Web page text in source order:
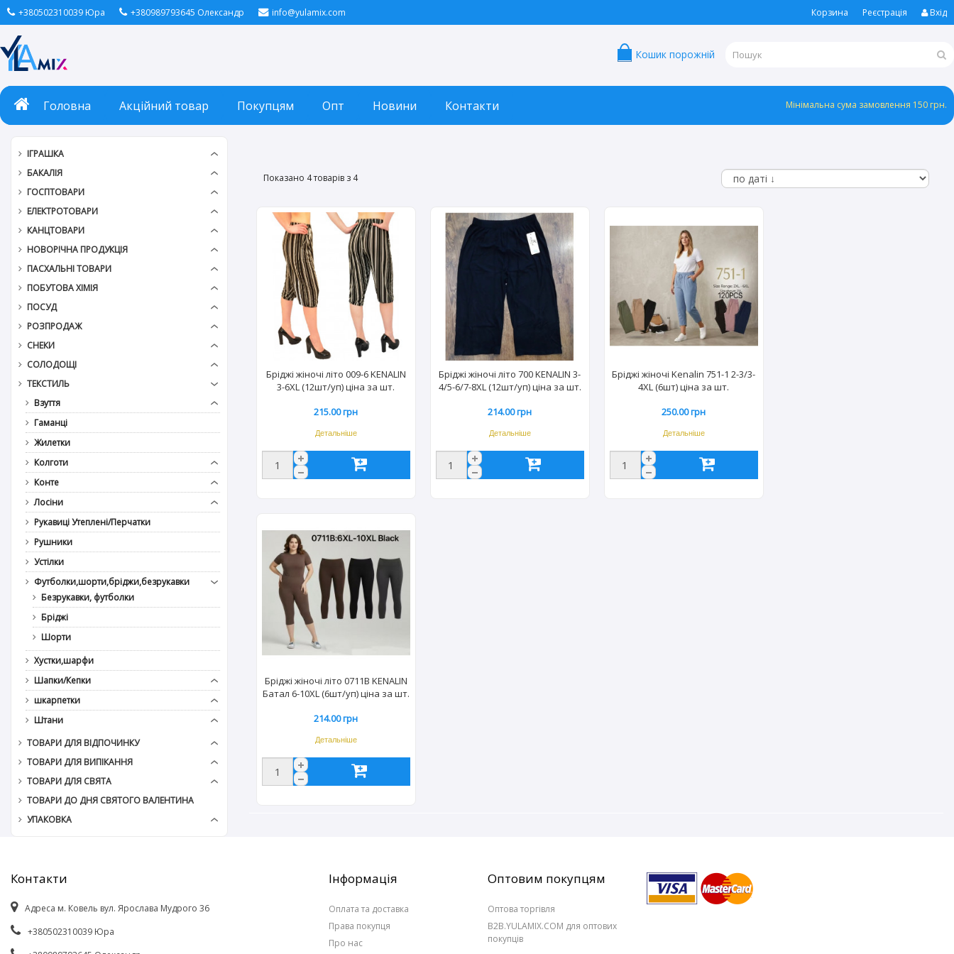
+380502310039 Юра +380989793645 Олександр info@yulamix.com Корзина Реєстрація Вхід
Кошик порожній
Головна Акційний товар Покупцям Опт Новини Контакти Мінімальна сума замовлення 150 грн.
ІГРАШКА
БАКАЛІЯ
ГОСПТОВАРИ
ЕЛЕКТРОТОВАРИ
КАНЦТОВАРИ
НОВОРІЧНА ПРОДУКЦІЯ
ПАСХАЛЬНІ ТОВАРИ
ПОБУТОВА ХІМІЯ
ПОСУД
РОЗПРОДАЖ
СНЕКИ
СОЛОДОЩІ
ТЕКСТИЛЬ
Взуття
Гаманці
Жилетки
Колготи
Конте
Лосіни
Рукавиці Утеплені/Перчатки
Рушники
Устілки
Футболки,шорти,бріджи,безрукавки
Безрукавки, футболки
Бріджі
Шорти
Хустки,шарфи
Шапки/Кепки
шкарпетки
Штани
ТОВАРИ ДЛЯ ВІДПОЧИНКУ
ТОВАРИ ДЛЯ ВИПІКАННЯ
ТОВАРИ ДЛЯ СВЯТА
ТОВАРИ ДО ДНЯ СВЯТОГО ВАЛЕНТИНА
УПАКОВКА
Показано 4 товарів з 4
Бріджі жіночі літо 009-6 KENALIN
3-6XL (12шт/уп) ціна за шт.
215.00 грн
Детальніше
Бріджі жіночі літо 700 KENALIN 3-
4/5-6/7-8XL (12шт/уп) ціна за шт.
214.00 грн
Детальніше
Бріджі жіночі Kenalin 751-1 2-3/3-
4XL (6шт) ціна за шт.
250.00 грн
Детальніше
Бріджі жіночі літо 0711B KENALIN
Батал 6-10XL (6шт/уп) ціна за шт.
214.00 грн
Детальніше
Контакти
Адреса м. Ковель вул. Ярослава Мудрого 36
+380502310039 Юра
Інформація
Оплата та доставка
Права покупця
Про нас
Оптовим покупцям
Оптова торгівля
B2B.YULAMIX.COM для оптових
покупців